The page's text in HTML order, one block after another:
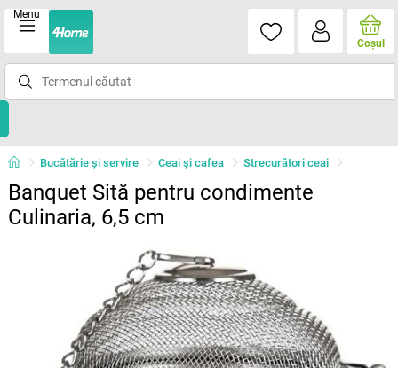
Menu
Coşul
Bucătărie și servire Ceai şi cafea Strecurători ceai
Banquet Sită pentru condimente
Culinaria, 6,5 cm